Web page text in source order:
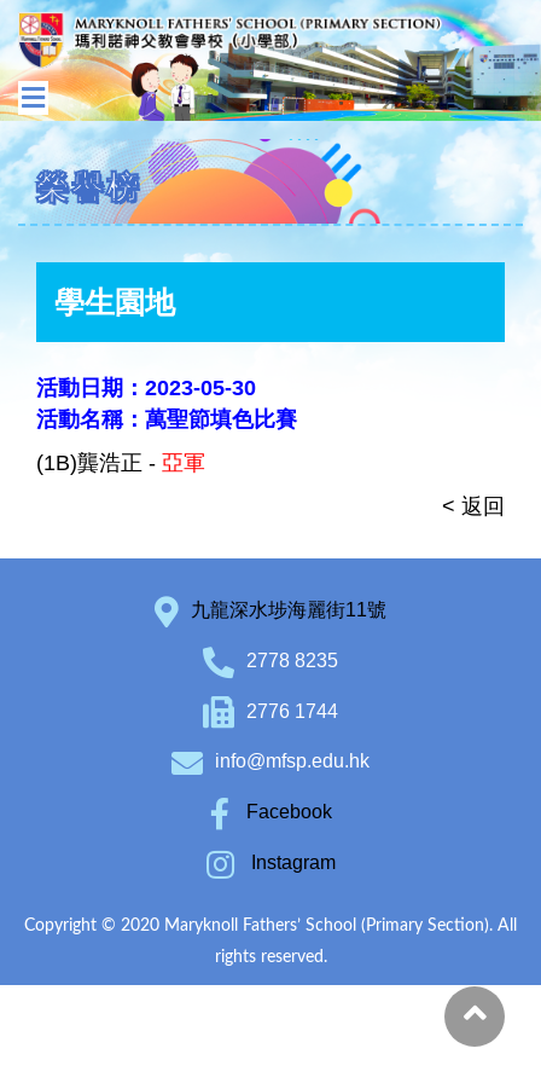
榮譽榜
學生園地
活動日期：2023-05-30
活動名稱：萬聖節填色比賽
(1B)龔浩正 - 亞軍
< 返回
九龍深水埗海麗街11號
2778 8235
2776 1744
info@mfsp.edu.hk
Facebook
Instagram
Copyright © 2020 Maryknoll Fathers’ School (Primary Section). All
rights reserved.